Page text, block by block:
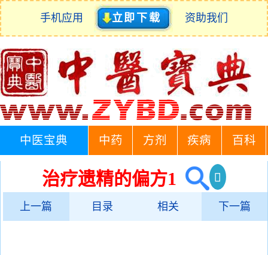
手机应用 立即下载 资助我们
中医宝典 中药 方剂 疾病 百科
治疗遗精的偏方1
上一篇 目录 相关 下一篇